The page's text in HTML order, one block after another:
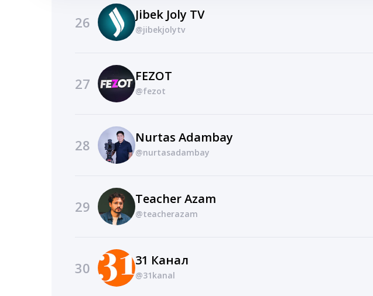
26 Jibek Joly TV
@jibekjolytv
27 FEZOT
@fezot
28 Nurtas Adambay
@nurtasadambay
29 Teacher Azam
@teacherazam
30 31 Канал
@31kanal